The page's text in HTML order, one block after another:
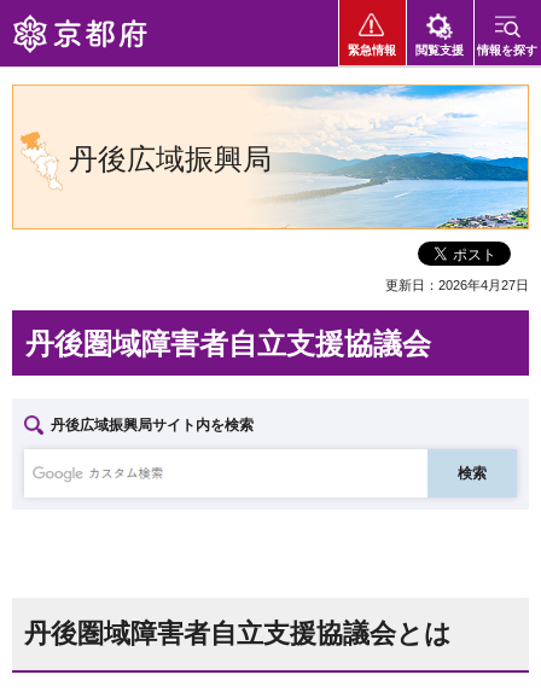
京都府
緊急情報 閲覧支援 情報を探す
丹後広域振興局
更新日：2026年4月27日
丹後圏域障害者自立支援協議会
丹後広域振興局サイト内を検索
丹後圏域障害者自立支援協議会とは